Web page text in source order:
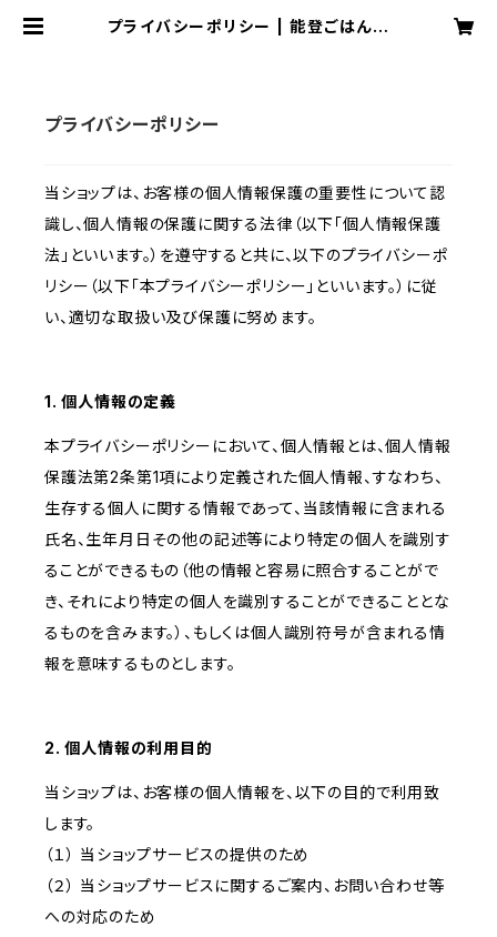
プライバシーポリシー | 能登ごはん農
プライバシーポリシー
当ショップは、お客様の個人情報保護の重要性について認
識し、個人情報の保護に関する法律（以下「個人情報保護
法」といいます。）を遵守すると共に、以下のプライバシーポ
リシー（以下「本プライバシーポリシー」といいます。）に従
い、適切な取扱い及び保護に努めます。
1. 個人情報の定義
本プライバシーポリシーにおいて、個人情報とは、個人情報
保護法第2条第1項により定義された個人情報、すなわち、
生存する個人に関する情報であって、当該情報に含まれる
氏名、生年月日その他の記述等により特定の個人を識別す
ることができるもの（他の情報と容易に照合することがで
き、それにより特定の個人を識別することができることとな
るものを含みます。）、もしくは個人識別符号が含まれる情
報を意味するものとします。
2. 個人情報の利用目的
当ショップは、お客様の個人情報を、以下の目的で利用致
します。
（１） 当ショップサービスの提供のため
（２） 当ショップサービスに関するご案内、お問い合わせ等
への対応のため